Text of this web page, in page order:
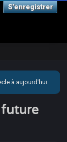
S’enregistrer
à aujourd'hui
tablée
future